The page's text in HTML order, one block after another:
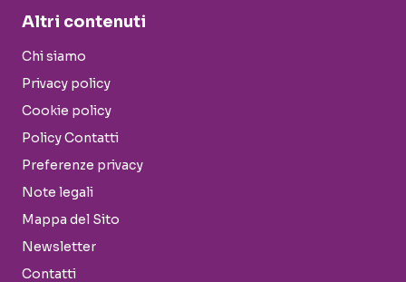
Altri contenuti
Chi siamo
Privacy policy
Cookie policy
Policy Contatti
Preferenze privacy
Note legali
Mappa del Sito
Newsletter
Contatti